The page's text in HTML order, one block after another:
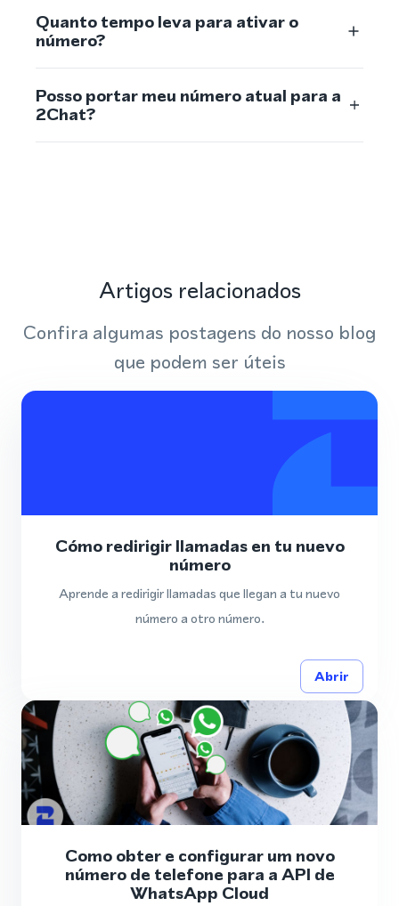
Quanto tempo leva para ativar o
número?
Posso portar meu número atual para a
2Chat?
Artigos relacionados
Confira algumas postagens do nosso blog
que podem ser úteis
Cómo redirigir llamadas en tu nuevo
número
Aprende a redirigir llamadas que llegan a tu nuevo
número a otro número.
Abrir
Como obter e configurar um novo
número de telefone para a API de
WhatsApp Cloud